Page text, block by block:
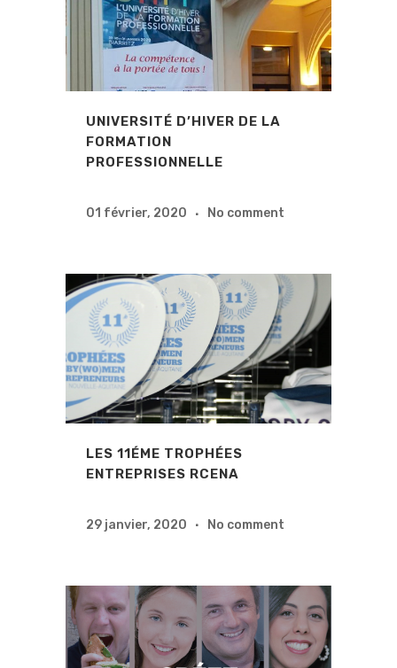
UNIVERSITÉ D’HIVER DE LA
FORMATION
PROFESSIONNELLE
01 février, 2020 No comment
LES 11ÉME TROPHÉES
ENTREPRISES RCENA
29 janvier, 2020 No comment